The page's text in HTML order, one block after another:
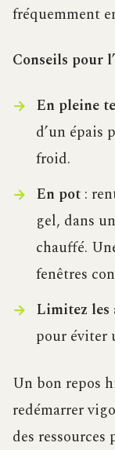
fréquemment
Conseils pour
En pleine
d’un épais
froid.
En pot:
gel, dans
chauffé.
fenêtres
Limitez les
pour éviter
Un bon repos
redémarrer
des